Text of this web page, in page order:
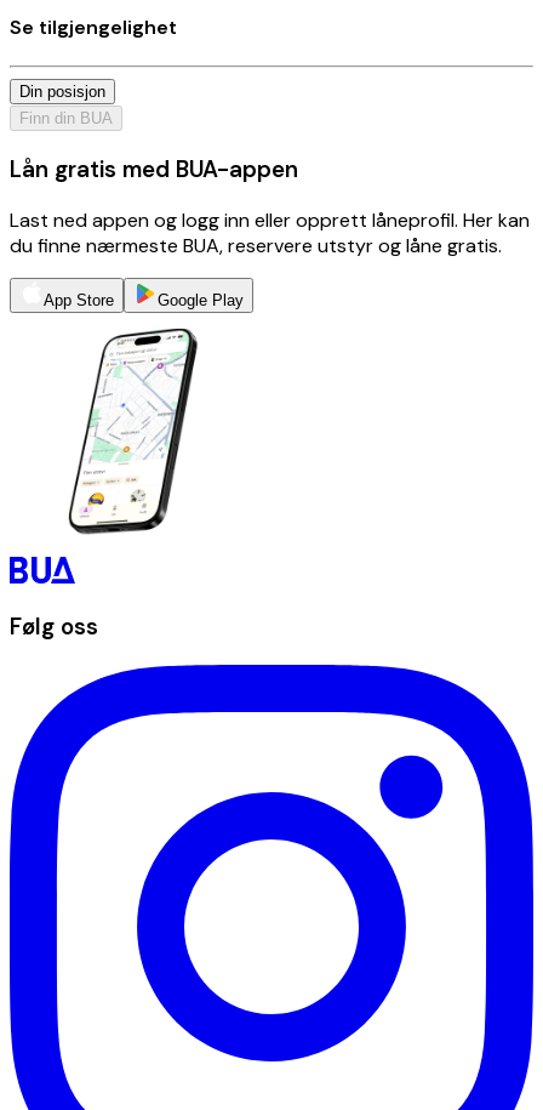
Se tilgjengelighet
Din posisjon
Finn din BUA
Lån gratis med BUA-appen
Last ned appen og logg inn eller opprett låneprofil. Her kan
du finne nærmeste BUA, reservere utstyr og låne gratis.
App Store Google Play
Følg oss